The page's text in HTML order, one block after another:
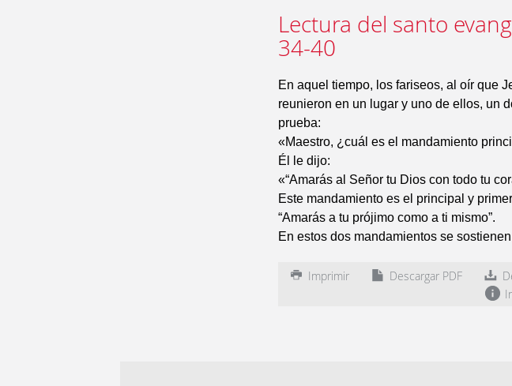
Lectura del santo
34-40
En aquel tiempo, los fariseos, al oír que
reunieron en un lugar y uno de ellos, un
prueba:
«Maestro, ¿cuál es el mandamiento
Él le dijo:
«“Amarás al Señor tu Dios con todo tu
Este mandamiento es el principal y
“Amarás a tu prójimo como a ti mismo”.
En estos dos mandamientos se
Imprimir Descargar PDF